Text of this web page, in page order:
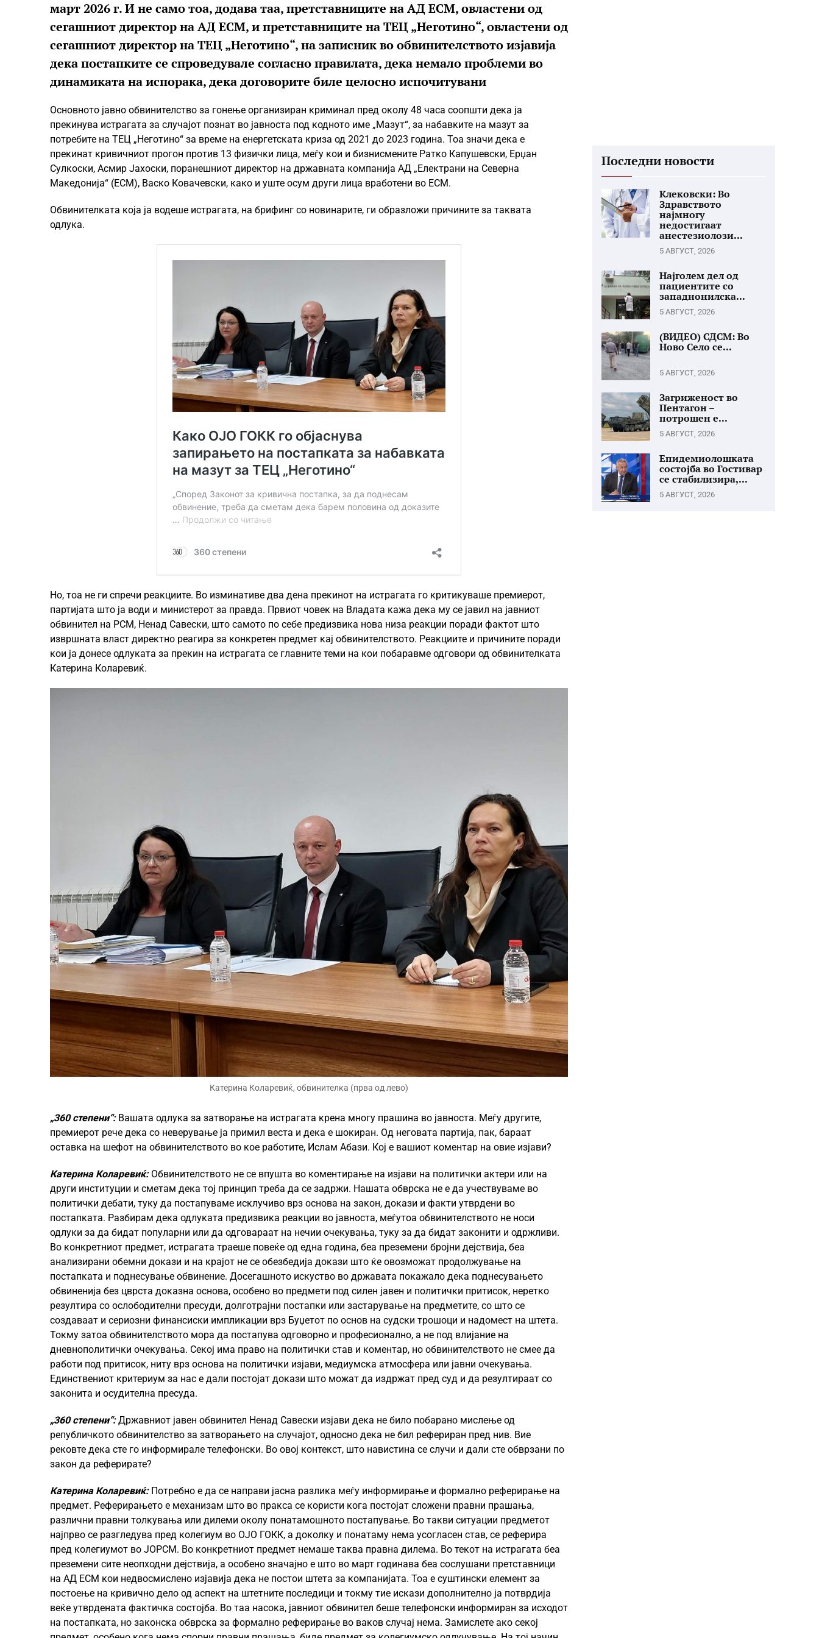
март 2026 г. И не само тоа, додава таа, претставниците на АД ЕСМ, овластени од
сегашниот директор на АД ЕСМ, и претставниците на ТЕЦ „Неготино“, овластени од
сегашниот директор на ТЕЦ „Неготино“, на записник во обвинителството изјавија
дека постапките се спроведувале согласно правилата, дека немало проблеми во
динамиката на испорака, дека договорите биле целосно испочитувани
Основното јавно обвинителство за гонење организиран криминал пред околу 48 часа соопшти дека ја
прекинува истрагата за случајот познат во јавноста под кодното име „Мазут“, за набавките на мазут за
потребите на ТЕЦ „Неготино“ за време на енергетската криза од 2021 до 2023 година. Тоа значи дека е
прекинат кривичниот прогон против 13 физички лица, меѓу кои и бизнисмените Ратко Капушевски, Ерџан
Сулкоски, Асмир Јахоски, поранешниот директор на државната компанија АД „Електрани на Северна
Македонија“ (ЕСМ), Васко Ковачевски, како и уште осум други лица вработени во ЕСМ.
Обвинителката која ја водеше истрагата, на брифинг со новинарите, ги образложи причините за таквата
одлука.
Но, тоа не ги спречи реакциите. Во изминативе два дена прекинот на истрагата го критикуваше премиерот,
партијата што ја води и министерот за правда. Првиот човек на Владата кажа дека му се јавил на јавниот
обвинител на РСМ, Ненад Савески, што самото по себе предизвика нова низа реакции поради фактот што
извршната власт директно реагира за конкретен предмет кај обвинителството. Реакциите и причините поради
кои ја донесе одлуката за прекин на истрагата се главните теми на кои побаравме одговори од обвинителката
Катерина Коларевиќ.
Катерина Коларевиќ, обвинителка (прва од лево)
„360 степени“:Вашата одлука за затворање на истрагата крена многу прашина во јавноста. Меѓу другите,
премиерот рече дека со неверување ја примил веста и дека е шокиран. Од неговата партија, пак, бараат
оставка на шефот на обвинителството во кое работите, Ислам Абази. Кој е вашиот коментар на овие изјави?
Катерина Коларевиќ:Обвинителството не се впушта во коментирање на изјави на политички актери или на
други институции и сметам дека тој принцип треба да се задржи. Нашата обврска не е да учествуваме во
политички дебати, туку да постапуваме исклучиво врз основа на закон, докази и факти утврдени во
постапката. Разбирам дека одлуката предизвика реакции во јавноста, меѓутоа обвинителството не носи
одлуки за да бидат популарни или да одговараат на нечии очекувања, туку за да бидат законити и одржливи.
Во конкретниот предмет, истрагата траеше повеќе од една година, беа преземени бројни дејствија, беа
анализирани обемни докази и на крајот не се обезбедија докази што ќе овозможат продолжување на
постапката и поднесување обвинение. Досегашното искуство во државата покажало дека поднесувањето
обвиненија без цврста доказна основа, особено во предмети под силен јавен и политички притисок, неретко
резултира со ослободителни пресуди, долготрајни постапки или застарување на предметите, со што се
создаваат и сериозни финансиски импликации врз Буџетот по основ на судски трошоци и надомест на штета.
Токму затоа обвинителството мора да постапува одговорно и професионално, а не под влијание на
дневнополитички очекувања. Секој има право на политички став и коментар, но обвинителството не смее да
работи под притисок, ниту врз основа на политички изјави, медиумска атмосфера или јавни очекувања.
Единствениот критериум за нас е дали постојат докази што можат да издржат пред суд и да резултираат со
законита и осудителна пресуда.
„360 степени“:Државниот јавен обвинител Ненад Савески изјави дека не било побарано мислење од
републичкото обвинителство за затворањето на случајот, односно дека не бил рефериран пред нив. Вие
рековте дека сте го информирале телефонски. Во овој контекст, што навистина се случи и дали сте обврзани по
закон да реферирате?
Катерина Коларевиќ:Потребно е да се направи јасна разлика меѓу информирање и формално реферирање на
предмет. Реферирањето е механизам што во пракса се користи кога постојат сложени правни прашања,
различни правни толкувања или дилеми околу понатамошното постапување. Во такви ситуации предметот
најпрво се разгледува пред колегиум во ОЈО ГОКК, а доколку и понатаму нема усогласен став, се реферира
пред колегиумот во ЈОРСМ. Во конкретниот предмет немаше таква правна дилема. Во текот на истрагата беа
преземени сите неопходни дејствија, а особено значајно е што во март годинава беа сослушани претставници
на АД ЕСМ кои недвосмислено изјавија дека не постои штета за компанијата. Тоа е суштински елемент за
постоење на кривично дело од аспект на штетните последици и токму тие искази дополнително ја потврдија
веќе утврдената фактичка состојба. Во таа насока, јавниот обвинител беше телефонски информиран за исходот
на постапката, но законска обврска за формално реферирање во ваков случај нема. Замислете ако секој
Последни новости
Клековски: Во
Здравството
најмногу
недостигаат
анестезиолози...
5 АВГУСТ, 2026
Најголем дел од
пациентите со
западнонилска...
5 АВГУСТ, 2026
(ВИДЕО) СДСМ: Во
Ново Село се...
5 АВГУСТ, 2026
Загриженост во
Пентагон –
потрошен е...
5 АВГУСТ, 2026
Епидемиолошката
состојба во Гостивар
се стабилизира,...
5 АВГУСТ, 2026